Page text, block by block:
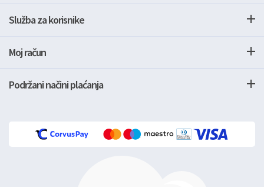
Služba za korisnike
Moj račun
Podržani načini plaćanja